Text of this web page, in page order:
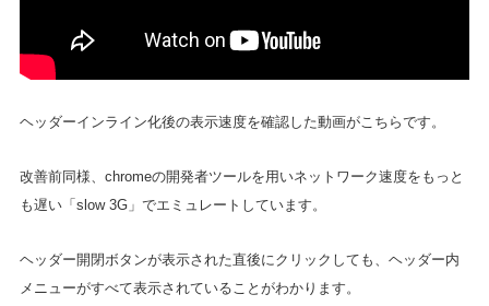
ヘッダーインライン化後の表示速度を確認した動画がこちらです。
改善前同様、chromeの開発者ツールを用いネットワーク速度をもっと
も遅い「slow 3G」でエミュレートしています。
ヘッダー開閉ボタンが表示された直後にクリックしても、ヘッダー内
メニューがすべて表示されていることがわかります。